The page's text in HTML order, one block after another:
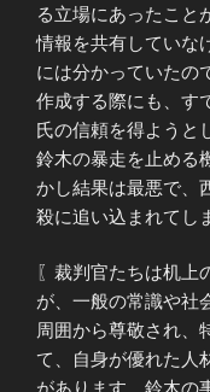
る立場にあったこと
情報を共有していな
には分かっていたの
作成する際にも、す
氏の信頼を得ようと
鈴木の暴走を止める
かし結果は最悪で、
殺に追い込まれてし
〖裁判官たちは机上
が、一般の常識や社
周囲から尊敬され、
て、自身が優れた人